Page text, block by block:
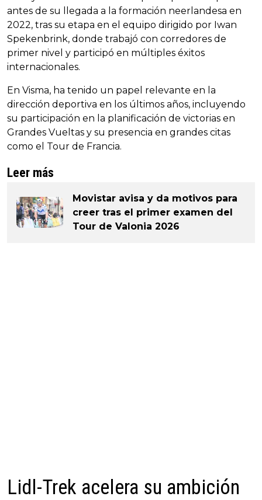
antes de su llegada a la formación neerlandesa en
2022, tras su etapa en el equipo dirigido por Iwan
Spekenbrink, donde trabajó con corredores de
primer nivel y participó en múltiples éxitos
internacionales.
En Visma, ha tenido un papel relevante en la
dirección deportiva en los últimos años, incluyendo
su participación en la planificación de victorias en
Grandes Vueltas y su presencia en grandes citas
como el Tour de Francia.
Leer más
Movistar avisa y da motivos para
creer tras el primer examen del
Tour de Valonia 2026
Lidl-Trek acelera su ambición